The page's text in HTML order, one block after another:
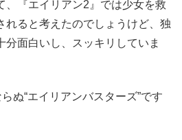
、『エイリアン2』では少女を救
れると考えたのでしょうけど、独
分面白いし、スッキリしていま
ぬ“エイリアンバスターズ”です